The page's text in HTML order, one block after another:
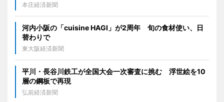
本庄経済新聞
河内小阪の「cuisine HAGI」が2周年 旬の食材使い、日
替わりで
東大阪経済新聞
平川・長谷川鉄工が全国大会一次審査に挑む 浮世絵を10
層の鋼板で再現
弘前経済新聞